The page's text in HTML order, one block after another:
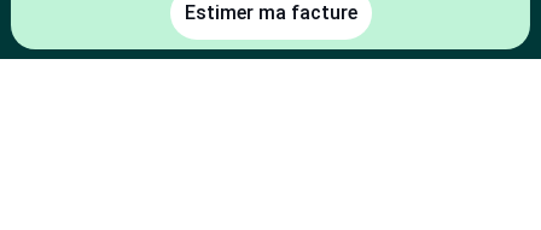
Estimer ma facture
L'énergie est notre avenir, économisons-la